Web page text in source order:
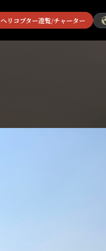
ヘリコプター遊覧/チャーター